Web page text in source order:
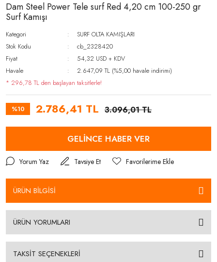
Dam Steel Power Tele surf Red 4,20 cm 100-250 gr
Surf Kamışı
Kategori
SURF OLTA KAMIŞLARI
Stok Kodu
cb_2328420
Fiyat
54,32 USD + KDV
Havale
2.647,09 TL (%5,00 havale indirimi)
* 296,78 TL den başlayan taksitlerle!
%10 2.786,41 TL 3.096,01 TL
GELİNCE HABER VER
Yorum Yaz Tavsiye Et
ÜRÜN BİLGİSİ
ÜRÜN YORUMLARI
TAKSİT SEÇENEKLERİ